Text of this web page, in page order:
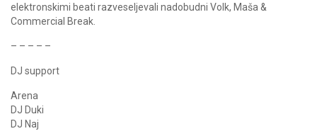
elektronskimi beati razveseljevali nadobudni Volk, Maša &
Commercial Break.
– – – – –
DJ support
Arena
DJ Duki
DJ Naj